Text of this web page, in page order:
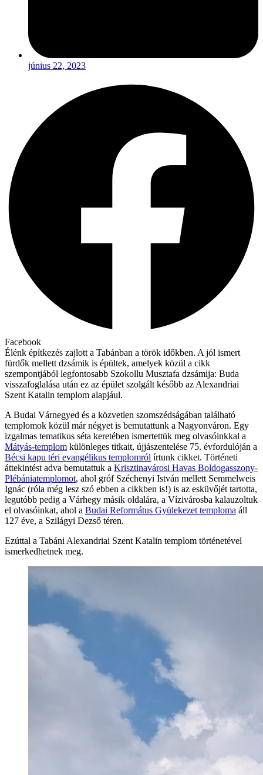
június 22, 2023
Facebook
Élénk építkezés zajlott a Tabánban a török időkben. A jól ismert
fürdők mellett dzsámik is épültek, amelyek közül a cikk
szempontjából legfontosabb Szokollu Musztafa dzsámija: Buda
visszafoglalása után ez az épület szolgált később az Alexandriai
Szent Katalin templom alapjául.
A Budai Várnegyed és a közvetlen szomszédságában található
templomok közül már négyet is bemutattunk a Nagyonváron. Egy
izgalmas tematikus séta keretében ismertettük meg olvasóinkkal a
Mátyás-templom különleges titkait, újjászentelése 75. évfordulóján a
Bécsi kapu téri evangélikus templomról írtunk cikket. Történeti
áttekintést adva bemutattuk a Krisztinavárosi Havas Boldogasszony-
Plébániatemplomot, ahol gróf Széchenyi István mellett Semmelweis
Ignác (róla még lesz szó ebben a cikkben is!) is az esküvőjét tartotta,
legutóbb pedig a Várhegy másik oldalára, a Vízivárosba kalauzoltuk
el olvasóinkat, ahol a Budai Református Gyülekezet temploma áll
127 éve, a Szilágyi Dezső téren.
Ezúttal a Tabáni Alexandriai Szent Katalin templom történetével
ismerkedhetnek meg.